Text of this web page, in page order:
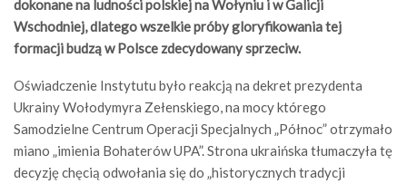
dokonane na ludności polskiej na Wołyniu i w Galicji
Wschodniej, dlatego wszelkie próby gloryfikowania tej
formacji budzą w Polsce zdecydowany sprzeciw.
Oświadczenie Instytutu było reakcją na dekret prezydenta
Ukrainy Wołodymyra Zełenskiego, na mocy którego
Samodzielne Centrum Operacji Specjalnych „Północ” otrzymało
miano „imienia Bohaterów UPA”. Strona ukraińska tłumaczyła tę
decyzję chęcią odwołania się do „historycznych tradycji